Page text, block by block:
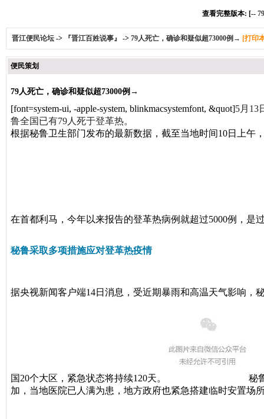
查看完整版本: [--
晋江便民论坛 -> 『晋江百姓说事』 -> 79人死亡，确诊和疑似超73000例→ [打印
便民策划
79人死亡，确诊和疑似超73000例→
[font=system-ui, -apple-system, blinkmacsystemfont, &quot]5月13
鲁全国已有79人死于登革热。
根据秘鲁卫生部门发布的最新数据，截至当地时间10日上午
在首都利马，今年以来报告的登革热病例就超过5000例，是
秘鲁采取多项措施应对登革热疫情
据央视新闻客户端14日消息，受近期暴雨和高温天气影响，
国20个大区，紧急状态将持续120天。
秘
加，当地医院已人满为患，地方政府也紧急搭建临时安置场